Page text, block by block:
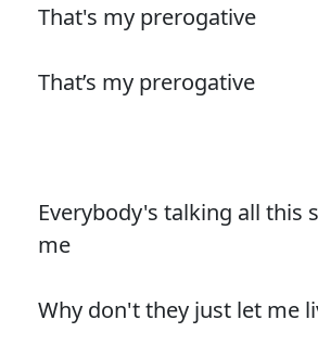
That's my prerogative
That’s my prerogative
Everybody's talking all this
me
Why don't they just let me